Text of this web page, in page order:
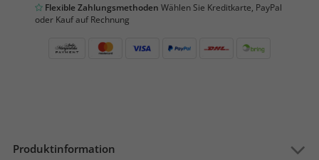
Flexible Zahlungsmethoden Wählen Sie Kreditkarte, PayPal
oder Kauf auf Rechnung
Produktinformation